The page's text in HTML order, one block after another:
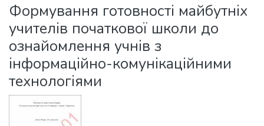
Statistics
Формування готовності майбутніх
учителів початкової школи до
ознайомлення учнів з
інформаційно-комунікаційними
технологіями